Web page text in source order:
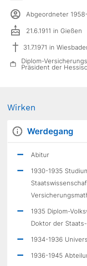
Abgeordneter
21.6.1911 in Gießen
31.7.1971 in
Diplom-
Präsident der
Wirken
Werdegang
Abitur
1930-1935
1935 Diplom-
Doktor der
1934-1936
1936-1945